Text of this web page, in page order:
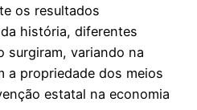
os resultados
história, diferentes
surgiram, variando na
a propriedade dos meios
estatal na economia